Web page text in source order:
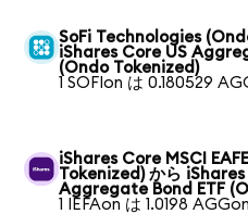
SoFi Technologies
iShares Core US
(Ondo Tokenized)
1 SOFIon は 0.180529
iShares Core MSCI
Tokenized) から
Aggregate Bond ETF
1 IEFAon は 1.0198